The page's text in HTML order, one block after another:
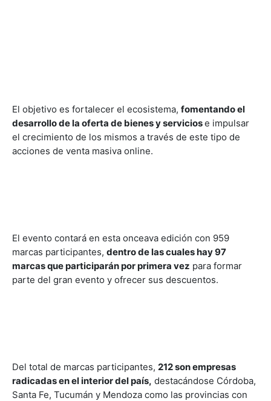
El objetivo es fortalecer el ecosistema, fomentando el
desarrollo de la oferta de bienes y serviciose impulsar
el crecimiento de los mismos a través de este tipo de
acciones de venta masiva online.
El evento contará en esta onceava edición con 959
marcas participantes, dentro de las cuales hay 97
marcas que participarán por primera vez para formar
parte del gran evento y ofrecer sus descuentos.
Del total de marcas participantes, 212 son empresas
radicadas en el interior del país, destacándose Córdoba,
Santa Fe, Tucumán y Mendoza como las provincias con